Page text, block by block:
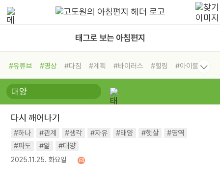
태그로 보는 아침편지
#유튜브 #명상 #다짐 #계획 #바이러스 #힐링
#아이들
#비전캠프
#독서캠프 #삶
#희망
#나눔 #친구 #링컨학교
#독서
#건강
다시 깨어나기
#하나 #관계 #생각 #자유 #태양 #햇살
#영역
#파도
#앎 #대양
2025.11.25. 화요일